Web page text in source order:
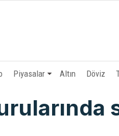
Piyasalar Altın Döviz